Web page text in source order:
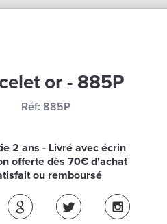
or - 885P
Réf: 885P
2 ans - Livré avec écrin
offerte dès 70€ d'achat
ou remboursé